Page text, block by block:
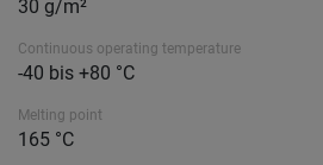
30 g/m²
Continuous operating temperature
-40 bis +80 °C
Melting point
165 °C